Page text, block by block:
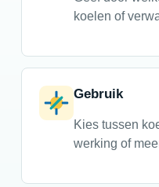
koelen of
Gebruik
Kies tussen
werking of